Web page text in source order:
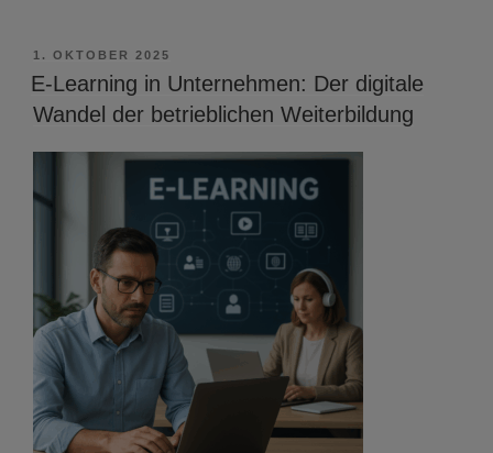
VERÖFFENTLICHT
AM
1. OKTOBER 2025
E-Learning in Unternehmen: Der digitale
Wandel der betrieblichen Weiterbildung